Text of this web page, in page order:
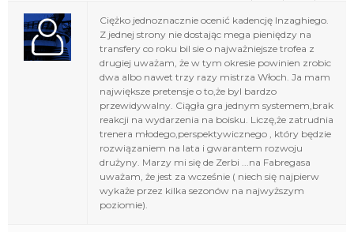
Ciężko jednoznacznie ocenić kadencję Inzaghiego.
Z jednej strony nie dostając mega pieniędzy na
transfery co roku bil sie o najważniejsze trofea z
drugiej uważam, że w tym okresie powinien zrobic
dwa albo nawet trzy razy mistrza Włoch. Ja mam
największe pretensje o to,że byl bardzo
przewidywalny. Ciągła gra jednym systemem,brak
reakcji na wydarzenia na boisku. Liczę,że zatrudnia
trenera młodego,perspektywicznego , który będzie
rozwiązaniem na lata i gwarantem rozwoju
drużyny. Marzy mi się de Zerbi ...na Fabregasa
uważam, że jest za wcześnie ( niech się najpierw
wykaże przez kilka sezonów na najwyższym
poziomie).